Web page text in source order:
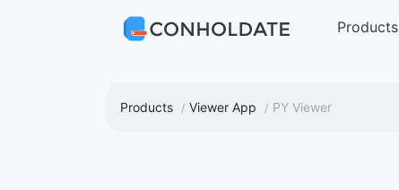
Products
Products Viewer App PY Viewer